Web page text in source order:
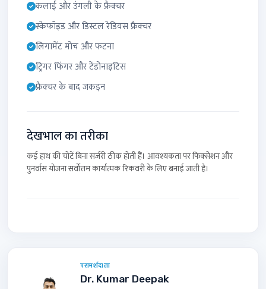
कलाई और उंगली के फ्रैक्चर
स्केफॉइड और डिस्टल रेडियस फ्रैक्चर
लिगामेंट मोच और फटना
ट्रिगर फिंगर और टेंडोनाइटिस
फ्रैक्चर के बाद जकड़न
देखभाल का तरीका
कई हाथ की चोटें बिना सर्जरी ठीक होती हैं। आवश्यकता पर फिक्सेशन और
पुनर्वास योजना सर्वोत्तम कार्यात्मक रिकवरी के लिए बनाई जाती है।
परामर्शदाता
Dr. Kumar Deepak